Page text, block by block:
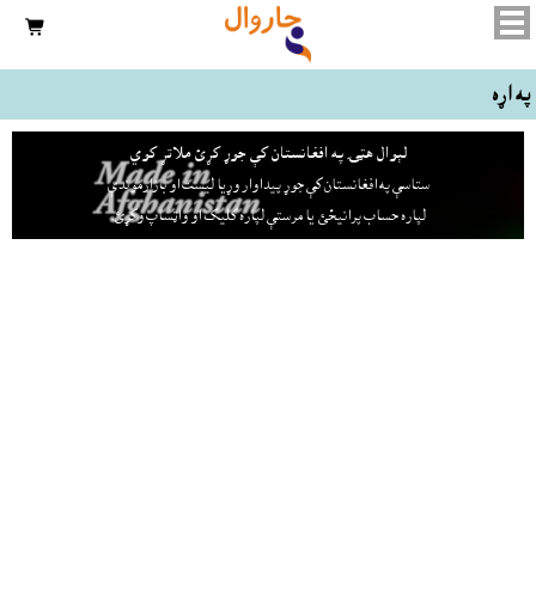

په اړه
لېوال هټۍ په افغانستان کې جوړ کړئ ملاتړ کوي
ستاسې په افغانستان کې جوړ پيداوار وړيا ليست او بازارموندې
لپاره حساب پرانيځئ يا مرستې لپاره کليک او واټساپ وکړئ.